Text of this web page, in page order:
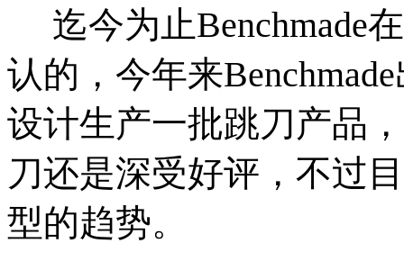
迄今为止Benchmade
认的，今年来
设计生产一批跳刀产品
刀还是深受好评，不过
型的趋势。